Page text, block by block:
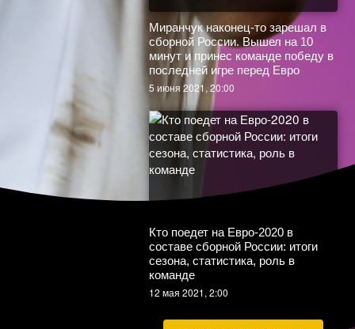
Фридзонпроводил замены только по
позициям
2 июня 2021, 10:45
Каким будет «Спартак» при Руе
Витории: тактика, схема,
24 мая 2021, 17:40
Миранчук наконец-то зарешал в
сборной России. Вышел на 10
минут и принес команде победу в
последней игре перед Евро
5 июня 2021, 20:00
Кто поедет на Евро-2020 в
составе сборной России: итоги
сезона, статистика, роль в
команде
12 мая 2021, 2:00
Евро-2020. С Польшей Черчесов
проводил замены только по
позициям
2 июня 2021, 10:45
вничью во Вроцлаве. Польша —
Россия 1:1. Как это было
1 июня 2021, 21:45